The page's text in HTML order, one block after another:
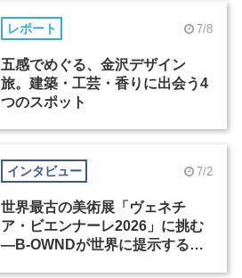
レポート 7/8
五感でめぐる、金沢デザイン
旅。建築・工芸・香りに出会う4
つのスポット
インタビュー 7/2
世界最古の美術展「ヴェネチ
ア・ビエンナーレ2026」に挑む
―B-OWNDが世界に提示する美